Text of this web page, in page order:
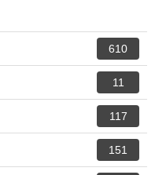
610
11
117
151